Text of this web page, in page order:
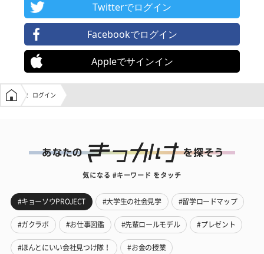
Twitterでログイン
Facebookでログイン
Appleでサインイン
学生の窓口トップ
ログイン
気になる #キーワード をタッチ
#キョーソウPROJECT #大学生の社会見学 #留学ロードマップ
#ガクラボ #お仕事図鑑 #先輩ロールモデル #プレゼント
#ほんとにいい会社見つけ隊！ #お金の授業